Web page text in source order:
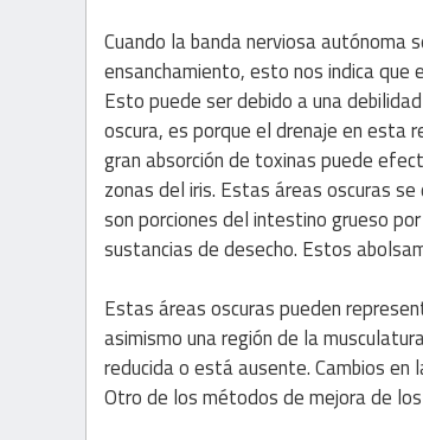
Cuando la banda nerviosa autónoma
ensanchamiento, esto nos indica
Esto puede ser debido a una
oscura, es porque el drenaje en esta
gran absorción de toxinas puede
zonas del iris. Estas áreas oscuras
son porciones del intestino grueso
sustancias de desecho. Estos
Estas áreas oscuras pueden
asimismo una región de la
reducida o está ausente. Cambios
Otro de los métodos de mejora de